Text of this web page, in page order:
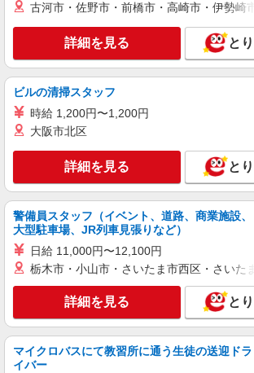
古河市・佐野市・前橋市・高崎市・伊勢崎
詳細を見る と
ビルの清掃スタッフ
時給 1,200円〜1,200円
大阪市北区
詳細を見る と
警備員スタッフ（イベント、道路、商業施設、
大型駐車場、JR列車見張りなど）
日給 11,000円〜12,100円
栃木市・小山市・さいたま市西区・さいた
詳細を見る と
マイクロバスにて教習所に通う生徒の送迎ドラ
イバー